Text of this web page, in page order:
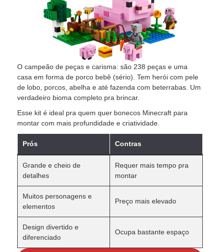
O campeão de peças e carisma: são 238 peças e uma
casa em forma de porco bebê (sério). Tem herói com pele
de lobo, porcos, abelha e até fazenda com beterrabas. Um
verdadeiro bioma completo pra brincar.
Esse kit é ideal pra quem quer bonecos Minecraft para
montar com mais profundidade e criatividade.
Prós Contras
Grande e cheio de
detalhes
Requer mais tempo pra
montar
Muitos personagens e
elementos
Preço mais elevado
Design divertido e
diferenciado
Ocupa bastante espaço